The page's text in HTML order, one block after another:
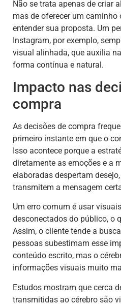
Não se trata apenas de criar
mas de oferecer um caminho
entender sua proposta. Um
Instagram, por exemplo,
visual alinhada, que auxilia na
forma contínua e natural.
Impacto nas
compra
As decisões de compra
primeiro instante em que o
Isso acontece porque a
diretamente as emoções e a
elaboradas despertam
transmitem a mensagem
Um erro comum é usar
desconectados do público, o
Assim, o cliente tende a
pessoas subestimam esse
conteúdo escrito, mas o
informações visuais muito
Estudos mostram que cerca
transmitidas ao cérebro são